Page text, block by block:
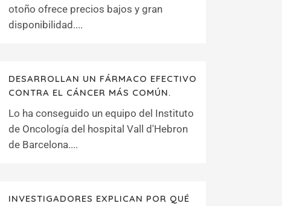
otoño ofrece precios bajos y gran
disponibilidad....
DESARROLLAN UN FÁRMACO EFECTIVO
CONTRA EL CÁNCER MÁS COMÚN.
Lo ha conseguido un equipo del Instituto
de Oncología del hospital Vall d'Hebron
de Barcelona....
INVESTIGADORES EXPLICAN POR QUÉ